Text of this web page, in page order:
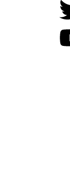
experiencias
inolvidables.